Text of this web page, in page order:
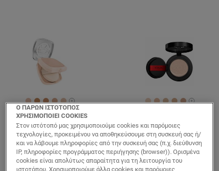
[Color]: #EAC1AD
[Color]: #C98E5C
[Color]: #CD9067
[Color]: #DEAD91
[Color]: #E6C2AA
More shades are available
True Match
Hyaluron Tinted
Foundation Balm
2 Rosy Light
[Color]: #F0D1BC
[Color]: #E8BC9F
[Color]:
[Color]:
[Color]:
More
Fresh Wear
Cushion
Foundation 20
Cool
Ο ΠΑΡΩΝ ΙΣΤΟΤΟΠΟΣ
ΧΡΗΣΙΜΟΠΟΙΕΙ COOKIES
Στον ιστότοπό μας χρησιμοποιούμε cookies και παρόμοιες
τεχνολογίες, προκειμένου να αποθηκεύσουμε στη συσκευή σας ή/
και να λάβουμε πληροφορίες από την συσκευή σας (π.χ. διεύθυνση
IP, πληροφορίες προγράμματος περιήγησης (browser)). Ορισμένα
cookies είναι απολύτως απαραίτητα για τη λειτουργία του
ιστοτόπου. Χρησιμοποιούμε άλλα cookies και παρόμοιες